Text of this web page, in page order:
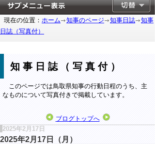
現在の位置： ホーム 知事のページ 知事日誌
知事
日誌（写真付）
知事日誌（写真付）
このページでは鳥取県知事の行動日程のうち、主
なものについて写真付きで掲載しています。
ブログトップへ
2025年2月17日
2025年2月17日（月）